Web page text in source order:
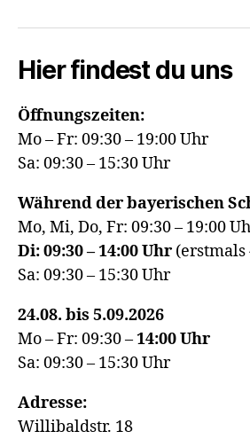
Hier findest du uns
Öffnungszeiten:
Mo – Fr: 09:30 – 19:00 Uhr
Sa: 09:30 – 15:30 Uhr
Während der bayerischen
Mo, Mi, Do, Fr: 09:30 – 19:00
Di: 09:30 – 14:00 Uhr (erstmals
Sa: 09:30 – 15:30 Uhr
24.08. bis 5.09.2026
Mo – Fr: 09:30 –14:00Uhr
Sa: 09:30 – 15:30 Uhr
Adresse:
Willibaldstr. 18